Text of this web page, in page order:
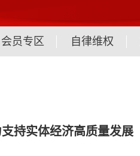
会员专区 自律维权
持实体经济高质量发展